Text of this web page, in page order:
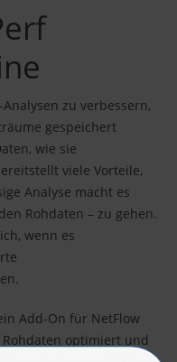
zu verbessern,
gespeichert
wie sie
viele Vorteile,
Analyse macht es
Rohdaten – zu gehen.
wenn es
Add-On für NetFlow
optimiert und